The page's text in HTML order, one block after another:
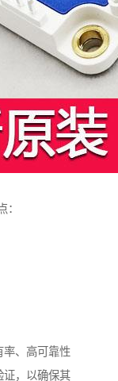
：
率、高可靠性
证，以确保其